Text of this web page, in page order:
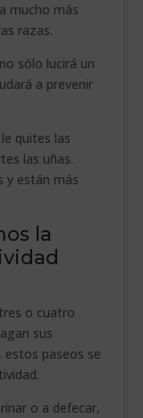
mucho más
razas.
sólo lucirá un
a prevenir
quites las
las uñas.
y están más
la
o cuatro
sus
estos paseos se
o a defecar,